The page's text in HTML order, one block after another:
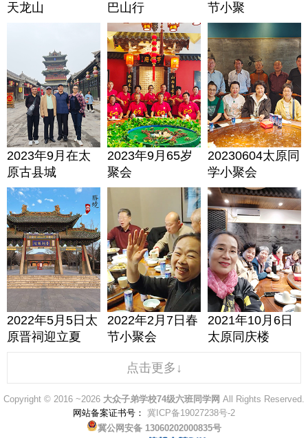
天龙山
巴山行
节小聚
2023年9月在太
原古县城
2023年9月65岁
聚会
20230604太原同
学小聚会
2022年5月5日太
原晋祠迎立夏
2022年2月7日春
节小聚会
2021年10月6日
太原同庆楼
点击更多↓
Copyright © 2016 ~2026 大众子弟学校74级六班同学网 All Rights Reserved.
网站备案证书号： 冀ICP备19027238号-2
冀公网安备 13060202000835号